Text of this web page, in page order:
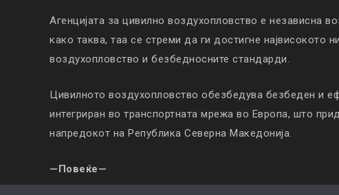
Агенцијата за цивилно воздухопловство е независна
како таква, таа се стреми да ги достигне највисокото
воздухопловство и безбедносните стандарди.
Цивилното воздухопловство обезбедува безбеден и
интегриран во транспортната мрежа во Европа, што
напредокот на Република Северна Македонија.
—Повеќе—